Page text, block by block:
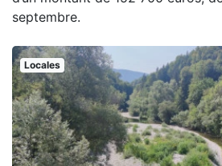
septembre.
Locales